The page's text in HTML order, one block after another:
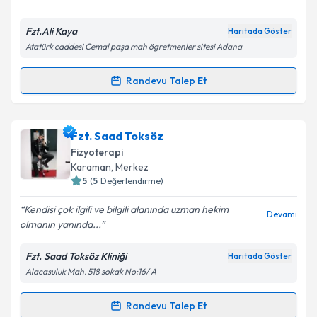
Kişisel verilerimin işlenmesine ilişkin
Metni'ni okudum ve kişisel verilerimin belirtilen
Takvim Talebini Gönder
Fzt.Ali Kaya Haritada Göster
Atatürk caddesi Cemal paşa mah ögretmenler sitesi Adana
Randevu Talep Et
Randevu Takvimi Talebi
Fzt. Ali Kayaiçin randevu takvimi talebi oluşturun.
Size bu uzmandan randevu almanız için bir takvim
hazırlandığında e-posta ile bilgilendireceğiz.
Kişisel verilerimin işlenmesine ilişkin
Aydınlatma
Metni'ni okudum ve kişisel verilerimin belirtilen
kapsamda işlenmesini kabul ediyorum.
Fzt. Saad Toksöz
Fizyoterapi
Karaman, Merkez
5 (5 Değerlendirme)
Kendisi çok ilgili ve bilgili alanında uzman hekim
olmanın yanında...
Devamı
Fzt. Saad Toksöz Kliniği Haritada Göster
Alacasuluk Mah. 518 sokak No:16/ A
Randevu Talep Et
Randevu Takvimi Talebi